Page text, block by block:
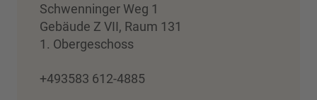
Schwenninger Weg 1
Gebäude Z VII, Raum 131
1. Obergeschoss
+493583 612-4885